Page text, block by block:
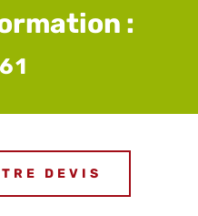
:
DEVIS